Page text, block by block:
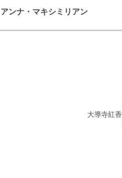
アンナ・マキシミリアン
大導寺紅香